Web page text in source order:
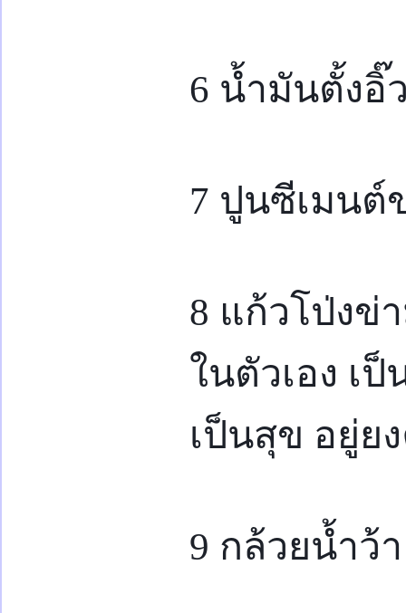
6 น้ำมันตั้งอิ๊
7 ปูนซีเมนต์
8 แก้วโป่งข่
ในตัวเอง เ
เป็นสุข อยู่ย
9 กล้วยน้ำว้า